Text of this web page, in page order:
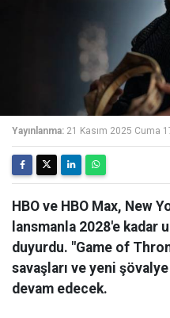
Yayınlanma: 21 Kasım 2025 Cuma
HBO ve HBO Max, New
lansmanla 2028'e kadar
duyurdu. "Game of
savaşları ve yeni
devam edecek.